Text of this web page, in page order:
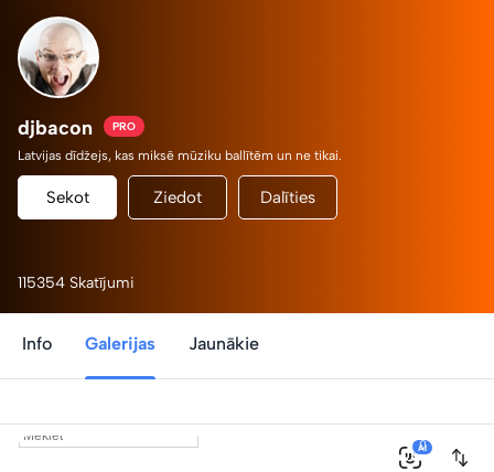
djbacon PRO
Latvijas dīdžejs, kas miksē mūziku ballītēm un ne tikai.
Sekot Ziedot Dalīties
115354 Skatījumi
Info Galerijas Jaunākie
0
AI